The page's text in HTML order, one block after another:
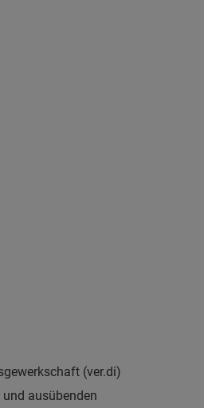
(ver.di)
ausübenden